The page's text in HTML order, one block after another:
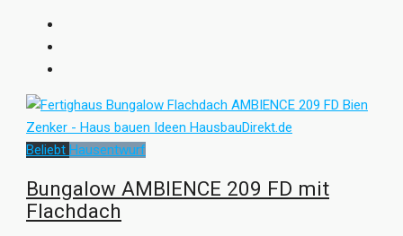
Beliebt Hausentwurf
Bungalow AMBIENCE 209 FD mit
Flachdach